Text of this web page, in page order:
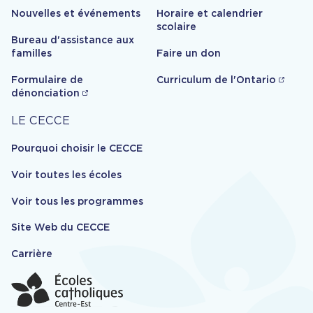
Nouvelles et événements
Bureau d'assistance aux
familles
Formulaire de
dénonciation
Horaire et calendrier
scolaire
Faire un don
Curriculum de l'Ontario
Carrière
LE CECCE
Pourquoi choisir le CECCE
Voir toutes les écoles
Voir tous les programmes
Site Web du CECCE
Carrière